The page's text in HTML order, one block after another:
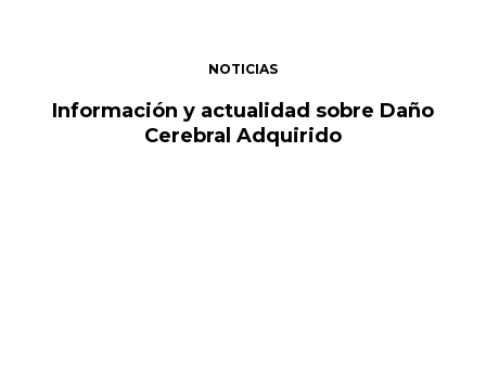
NOTICIAS
Información y actualidad sobre Daño
Cerebral Adquirido